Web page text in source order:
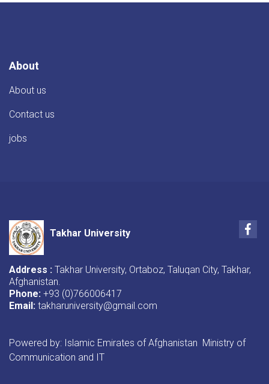
About
About us
Contact us
jobs
Takhar University
Address : Takhar University, Ortaboz, Taluqan City, Takhar,
Afghanistan.
Phone: +93 (0)766006417
Email: takharuniversity@gmail.com
Powered by: Islamic Emirates of Afghanistan Ministry of
Communication and IT